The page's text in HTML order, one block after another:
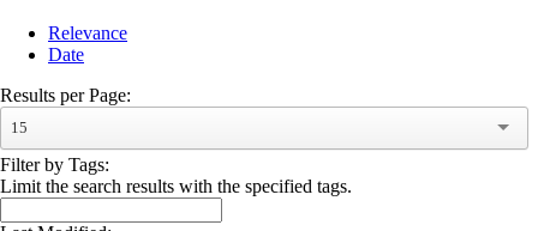
Relevance
Date
Results per Page:
15
Filter by Tags:
Limit the search results with the specified tags.